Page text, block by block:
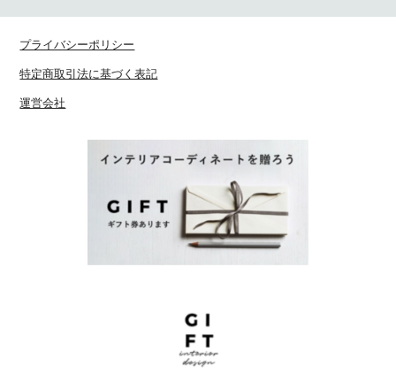
プライバシーポリシー
特定商取引法に基づく表記
運営会社